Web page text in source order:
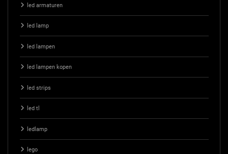
led armaturen
led lamp
led lampen
led lampen kopen
led strips
led tl
ledlamp
lego